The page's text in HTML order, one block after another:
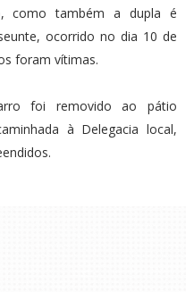
como também a dupla é
ocorrido no dia 10 de
foram vítimas.
foi removido ao pátio
à Delegacia local,